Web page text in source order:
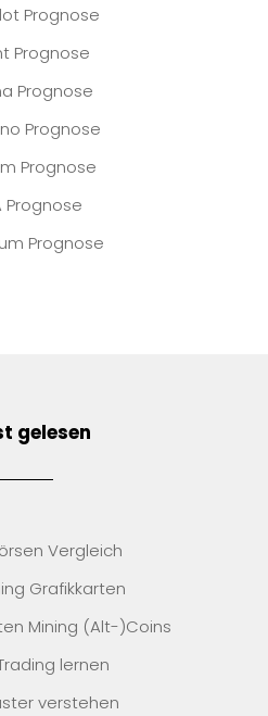
Prognose
Prognose
Prognose
Prognose
Prognose
Prognose
Prognose
gelesen
Vergleich
Grafikkarten
Mining (Alt-)Coins
lernen
verstehen